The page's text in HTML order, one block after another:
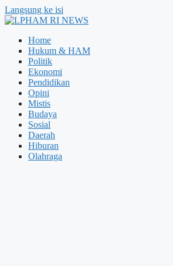
Langsung ke isi
Home
Hukum & HAM
Politik
Ekonomi
Pendidikan
Opini
Mistis
Budaya
Sosial
Daerah
Hiburan
Olahraga